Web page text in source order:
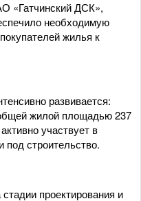
«Гатчинский ДСК»,
необходимую
жилья к
развивается:
жилой площадью 237
участвует в
строительство.
проектирования и